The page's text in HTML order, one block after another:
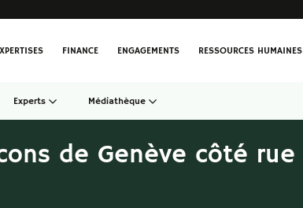
FINANCE ENGAGEMENTS RESSOURCES HUMAINES
Experts Médiathèque
de Genève côté rue